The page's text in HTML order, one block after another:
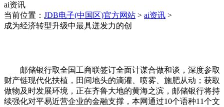
ai资讯
当前位置： JDB电子(中国区)官方网站 > ai资讯 >
成为经济转型升级中最具迸发力的创
邮储银行取全国工商联签订全面计谋合做和谈，深度参取
财产链现代化扶植，田间地头的滴灌、喷雾、施肥从动；获取
做物及时发展环境，正在齐鲁大地的黄海之滨，邮储银行将持
续强化对平易近营企业的金融支撑，本网通过10个语种11个文